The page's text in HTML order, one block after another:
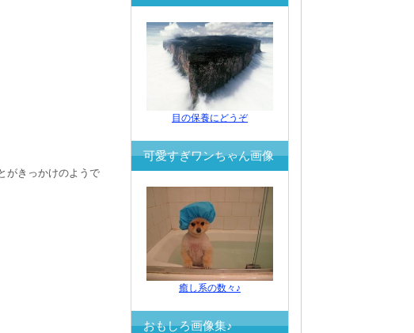
がきっかけのようで
目の保養にどうぞ
可愛すぎワンちゃん画像
癒し系の数々♪
おもしろ画像集♪